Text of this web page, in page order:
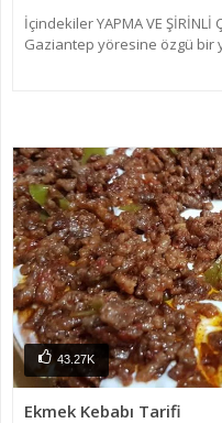
İçindekiler YAPMA VE ŞİRİNLİ
Gaziantep yöresine özgü bir
43.27K
Ekmek Kebabı Tarifi